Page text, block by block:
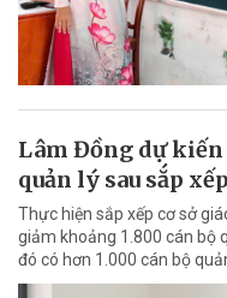
Lâm Đồng dự kiến
quản lý sau sắp
Thực hiện sắp xếp cơ sở
giảm khoảng 1.800 cán bộ
đó có hơn 1.000 cán bộ